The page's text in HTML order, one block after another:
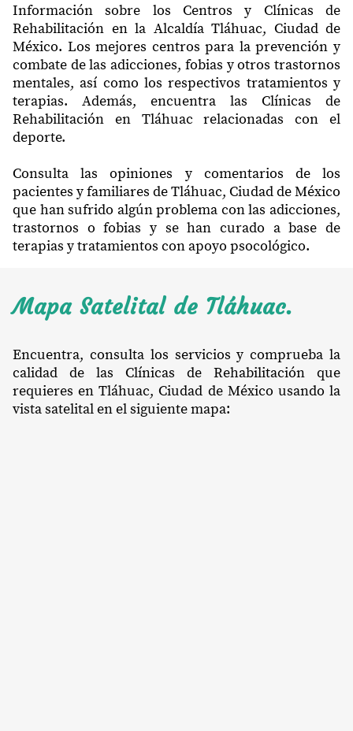
Información sobre los Centros y Clínicas de
Rehabilitación en la Alcaldía Tláhuac, Ciudad de
México. Los mejores centros para la prevención y
combate de las adicciones, fobias y otros trastornos
mentales, así como los respectivos tratamientos y
terapias. Además, encuentra las Clínicas de
Rehabilitación en Tláhuac relacionadas con el
deporte.
Consulta las opiniones y comentarios de los
pacientes y familiares de Tláhuac, Ciudad de México
que han sufrido algún problema con las adicciones,
trastornos o fobias y se han curado a base de
terapias y tratamientos con apoyo psocológico.
Mapa Satelital de Tláhuac.
Encuentra, consulta los servicios y comprueba la
calidad de las Clínicas de Rehabilitación que
requieres en Tláhuac, Ciudad de México usando la
vista satelital en el siguiente mapa: